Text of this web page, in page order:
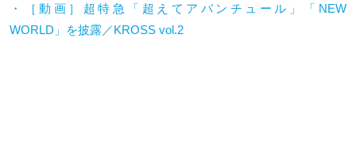
・［動画］超特急「超えてアバンチュール」「 NEW
WORLD 」を披露／KROSS vol.2